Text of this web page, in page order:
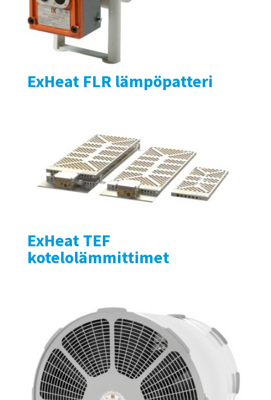
ExHeat FLR lämpöpatteri
ExHeat TEF
kotelolämmittimet